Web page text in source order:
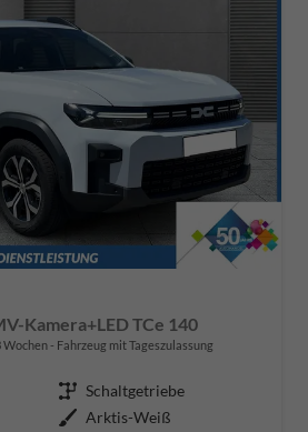
Kamera+LED TCe 140
Wochen Fahrzeug mit Tageszulassung
Getriebe Schaltgetriebe
Außenfarbe Arktis-Weiß